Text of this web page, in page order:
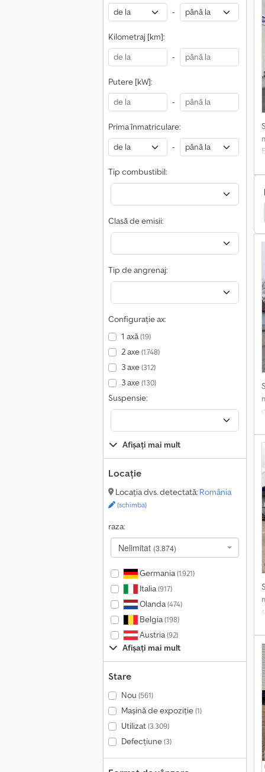
-
Kilometraj [km]:
-
Putere [kW]:
-
Prima înmatriculare:
-
Tip combustibil:
Clasă de emisii:
Tip de angrenaj:
Configurație ax:
1 axă(19)
2 axe(1.748)
3 axe(312)
3 axe(130)
Suspensie:
Afișați mai mult
Locație
Locația dvs. detectată: România
(schimba)
raza:
Nelimitat (3.874)
Germania(1.921)
Italia(917)
Olanda(474)
Belgia(198)
Austria(92)
Afișați mai mult
Stare
Nou (561)
Mașină de expoziție(1)
Utilizat(3.309)
Defecțiune(3)